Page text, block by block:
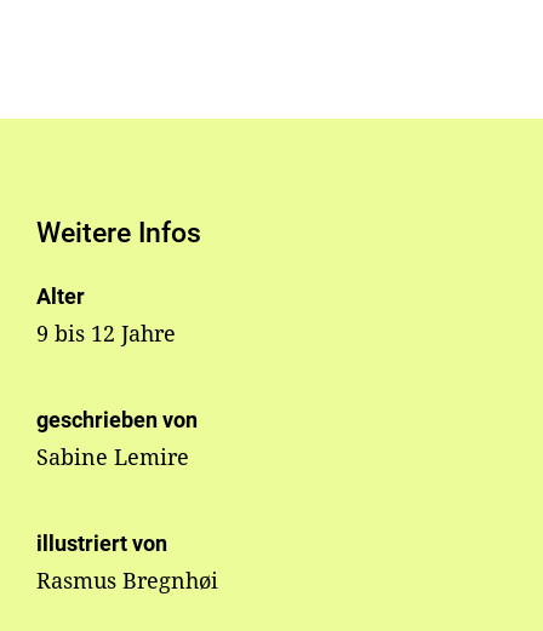
Weitere Infos
Alter
9 bis 12 Jahre
geschrieben von
Sabine Lemire
illustriert von
Rasmus Bregnhøi